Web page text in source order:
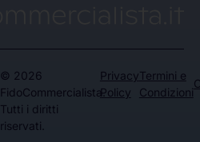
© 2026
FidoCommercialista.
Tutti i diritti
riservati.
Privacy
Policy
Termini e
Condizioni